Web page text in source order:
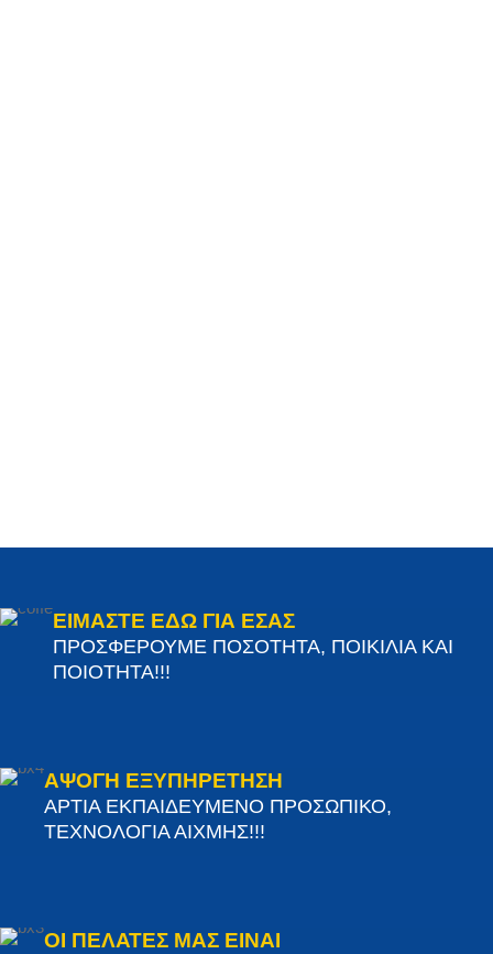
ΕΙΜΑΣΤΕ ΕΔΩ ΓΙΑ ΕΣΑΣ
ΠΡΟΣΦΕΡΟΥΜΕ ΠΟΣΟΤΗΤΑ, ΠΟΙΚΙΛΙΑ ΚΑΙ
ΠΟΙΟΤΗΤΑ!!!
ΑΨΟΓΗ ΕΞΥΠΗΡΕΤΗΣΗ
ΑΡΤΙΑ ΕΚΠΑΙΔΕΥΜΕΝΟ ΠΡΟΣΩΠΙΚΟ,
ΤΕΧΝΟΛΟΓΙΑ ΑΙΧΜΗΣ!!!
ΟΙ ΠΕΛΑΤΕΣ ΜΑΣ ΕΙΝΑΙ